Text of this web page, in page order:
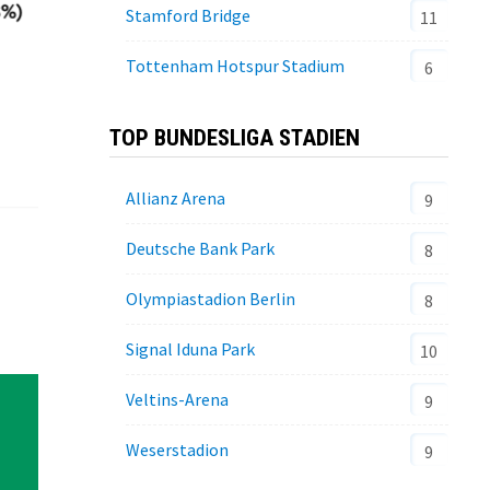
Stamford Bridge 11
Tottenham Hotspur Stadium 6
TOP BUNDESLIGA STADIEN
Allianz Arena 9
Deutsche Bank Park 8
Olympiastadion Berlin 8
Signal Iduna Park 10
Veltins-Arena 9
Weserstadion 9